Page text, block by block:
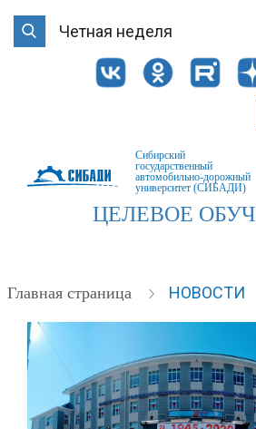
Четная неделя
Сибирский
государственный
автомобильно-дорожный
университет (СИБАДИ)
ЦЕЛЕВОЕ
Главная страница НОВОСТИ